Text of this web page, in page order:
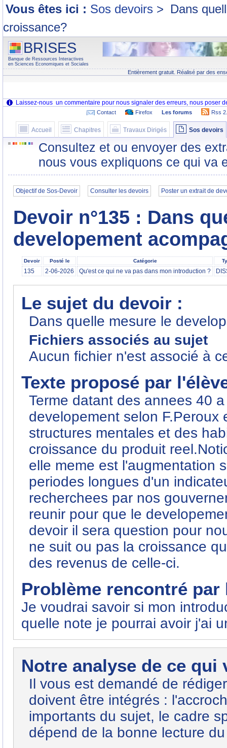
Vous êtes ici : Sos devoirs > Dans
croissance?
BRISES
Banque de Ressources Interactives
en Sciences Economiques et Sociales
Entièrement gratuit. Réalisé par des
Contact Firefox Les forums Rss
Accueil Chapitres Travaux Dirigés Sos devoirs
Consultez et ou envoyer des
nous vous expliquons ce qui va
Objectif de Sos-Devoir Consulter les devoirs Poster un extrait de
Devoir n°135 : Dans
developement
Devoir Posté le Catégorie
135 2-06-2026 Qu'est ce qui ne va pas dans mon introduction ?
Le sujet du devoir :
Dans quelle mesure le
Fichiers associés au sujet
Aucun fichier n'est associé à
Texte proposé par
Terme datant des annees 40
developement selon
structures mentales et des
croissance du produit
elle meme est l'augmentation
periodes longues d'un
recherchees par nos
reunir pour que le
devoir il sera question pour
ne suit ou pas la croissance
des revenus de celle-ci.
Problème rencontré par
Je voudrai savoir si mon
quelle note je pourrai avoir j'ai
Notre analyse de ce qui
Il vous est demandé de
doivent être intégrés :
importants du sujet, le cadre
dépend de la bonne lecture